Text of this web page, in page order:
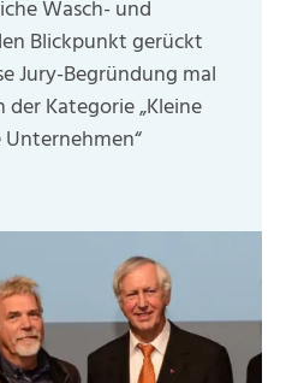
Wasch- und
Blickpunkt gerückt
Jury-Begründung mal
Kategorie „Kleine